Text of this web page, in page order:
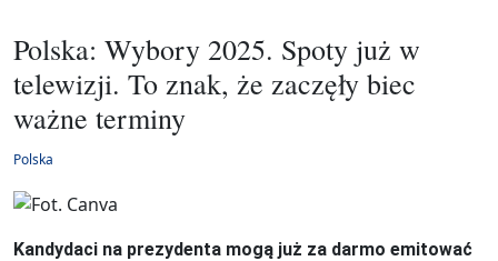
Polska: Wybory 2025. Spoty już w
telewizji. To znak, że zaczęły biec
ważne terminy
Polska
Kandydaci na prezydenta mogą już za darmo emitować